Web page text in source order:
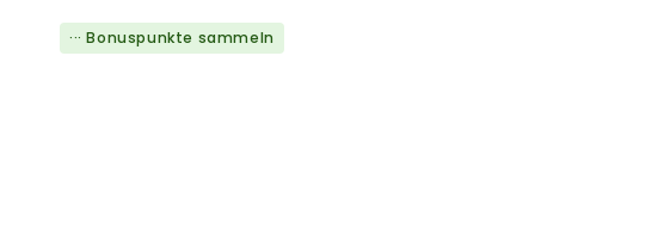
··· Bonuspunkte sammeln